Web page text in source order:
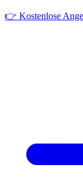
👉 Kostenlose